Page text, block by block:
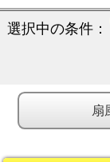
選択中の条件：
扇